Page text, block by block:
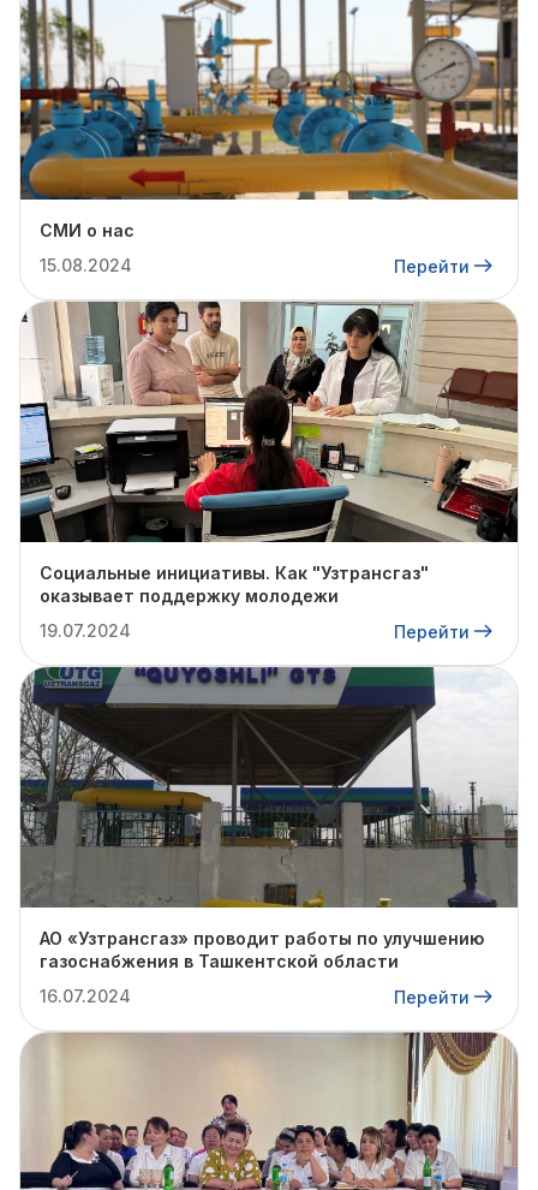
СМИ о нас
15.08.2024
Перейти
Социальные инициативы. Как "Узтрансгаз"
оказывает поддержку молодежи
19.07.2024
Перейти
АО «Узтрансгаз» проводит работы по улучшению
газоснабжения в Ташкентской области
16.07.2024
Перейти